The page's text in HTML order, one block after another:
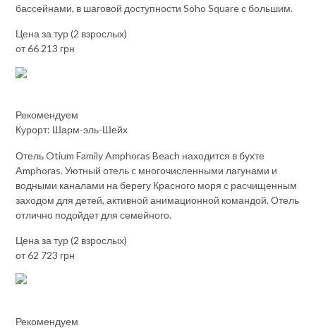
бассейнами, в шаговой доступности Soho Square с большим.
Цена за тур (2 взрослых)
от 66 213 грн
Рекомендуем
Курорт: Шарм-эль-Шейх
Отель Otium Family Amphoras Beach находится в бухте
Amphoras. Уютный отель c многочисленными лагунами и
водными каналами на берегу Красного моря с расчищенным
заходом для детей, активной анимационной командой. Отель
отлично подойдет для семейного.
Цена за тур (2 взрослых)
от 62 723 грн
Рекомендуем